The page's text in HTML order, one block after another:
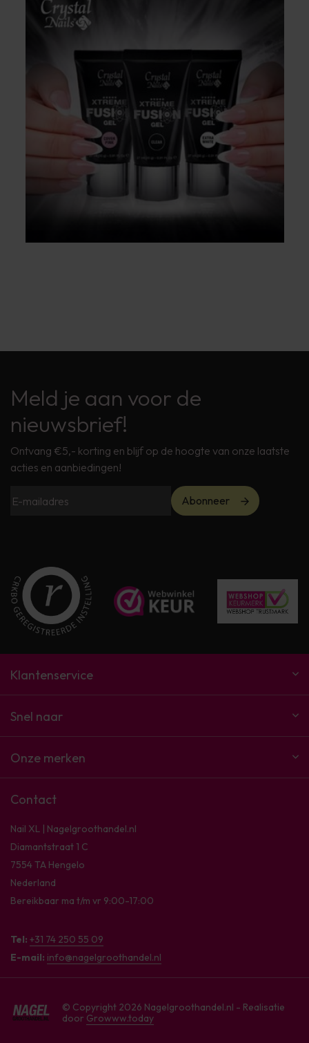
Meld je aan voor de
nieuwsbrief!
Ontvang €5,- korting en blijf op de hoogte van onze laatste
acties en aanbiedingen!
Abonneer
Klantenservice
Snel naar
Onze merken
Contact
Nail XL | Nagelgroothandel.nl
Diamantstraat 1 C
7554 TA Hengelo
Nederland
Bereikbaar ma t/m vr 9:00-17:00
Tel: +31 74 250 55 09
E-mail: info@nagelgroothandel.nl
© Copyright 2026 Nagelgroothandel.nl - Realisatie
door Growww.today